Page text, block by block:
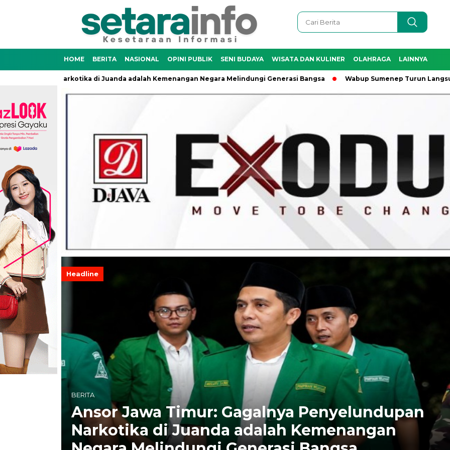
HOME BERITA NASIONAL OPINI PUBLIK SENI BUDAYA WISATA DAN KULINER OLAHRAGA LAINNYA
Narkotika di Juanda adalah Kemenangan Negara Melindungi Generasi Bangsa Wabup Sumenep Turun Langsung,
Headline
BERITA
Ansor Jawa Timur: Gagalnya Penyelundupan
Narkotika di Juanda adalah Kemenangan